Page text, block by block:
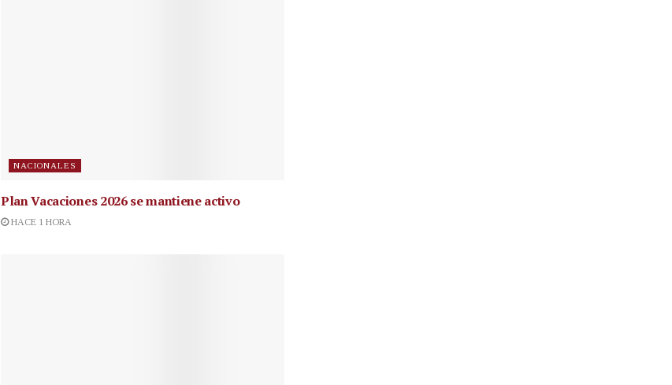
NACIONALES
Plan Vacaciones 2026 se mantiene activo
HACE 1 HORA